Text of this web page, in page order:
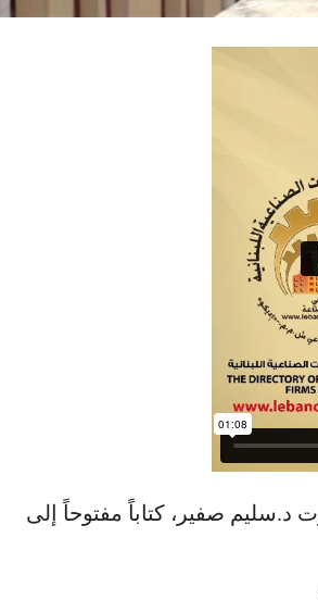
صفير، كتاباً مفتوحاً إلى